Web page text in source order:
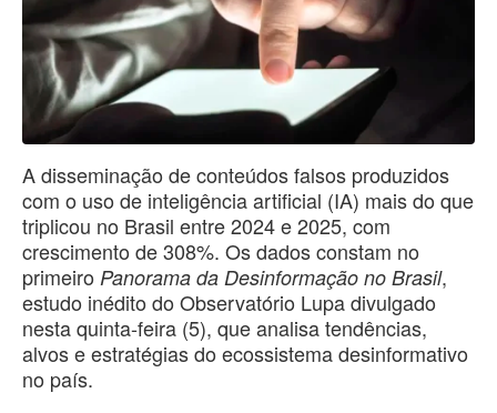
A disseminação de conteúdos falsos produzidos
com o uso de inteligência artificial (IA) mais do que
triplicou no Brasil entre 2024 e 2025, com
crescimento de 308%. Os dados constam no
primeiro Panorama da Desinformação no Brasil,
estudo inédito do Observatório Lupa divulgado
nesta quinta-feira (5), que analisa tendências,
alvos e estratégias do ecossistema desinformativo
no país.